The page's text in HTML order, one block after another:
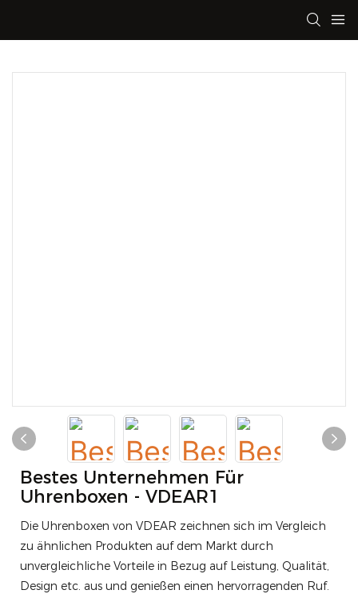
Bestes Unternehmen Für
Uhrenboxen - VDEAR1
Die Uhrenboxen von VDEAR zeichnen sich im Vergleich
zu ähnlichen Produkten auf dem Markt durch
unvergleichliche Vorteile in Bezug auf Leistung, Qualität,
Design etc. aus und genießen einen hervorragenden Ruf.